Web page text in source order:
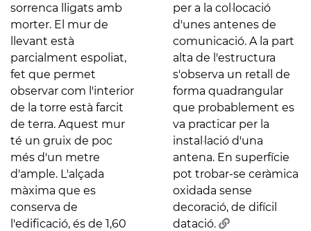
sorrenca lligats amb
morter. El mur de
llevant està
parcialment espoliat,
fet que permet
observar com l'interior
de la torre està farcit
de terra. Aquest mur
té un gruix de poc
més d'un metre
d'ample. L'alçada
màxima que es
conserva de
l'edificació, és de 1,60
per a la col·locació
d'unes antenes de
comunicació. A la part
alta de l'estructura
s'observa un retall de
forma quadrangular
que probablement es
va practicar per la
instal·lació d'una
antena. En superfície
pot trobar-se ceràmica
oxidada sense
decoració, de difícil
datació.